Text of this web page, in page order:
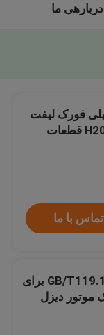
دربارهی ما
فورک لیفت
H2000 Y30H-07001A قطعات
تماس با ما
GB/T119.1-10 H8x24 Pin 10 برای
موتور دیزل